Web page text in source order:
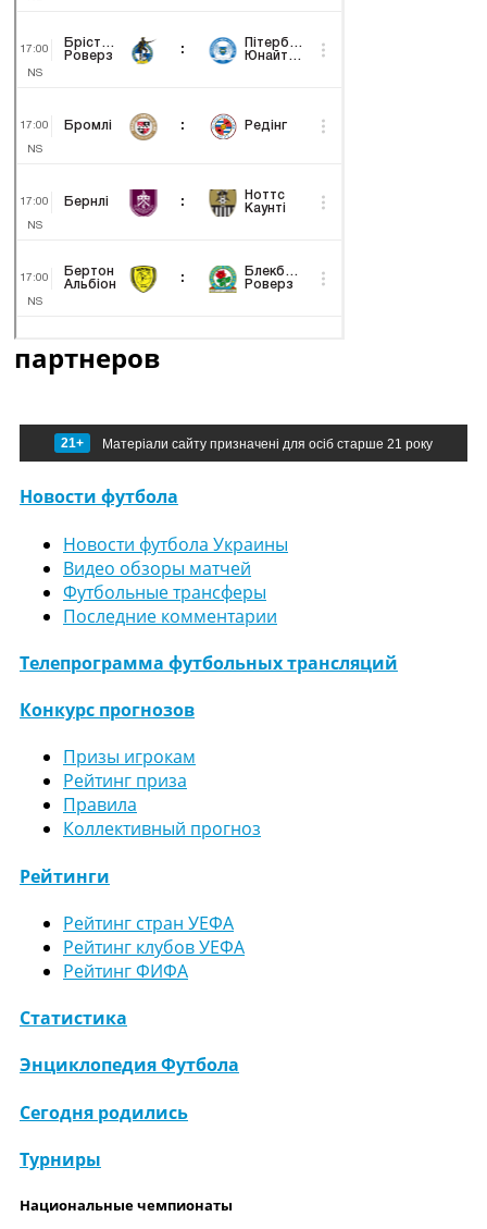
партнеров
21+ Матеріали сайту призначені для осіб старше 21 року
Новости футбола
Новости футбола Украины
Видео обзоры матчей
Футбольные трансферы
Последние комментарии
Телепрограмма футбольных трансляций
Конкурс прогнозов
Призы игрокам
Рейтинг приза
Правила
Коллективный прогноз
Рейтинги
Рейтинг стран УЕФА
Рейтинг клубов УЕФА
Рейтинг ФИФА
Статистика
Энциклопедия Футбола
Сегодня родились
Турниры
Национальные чемпионаты